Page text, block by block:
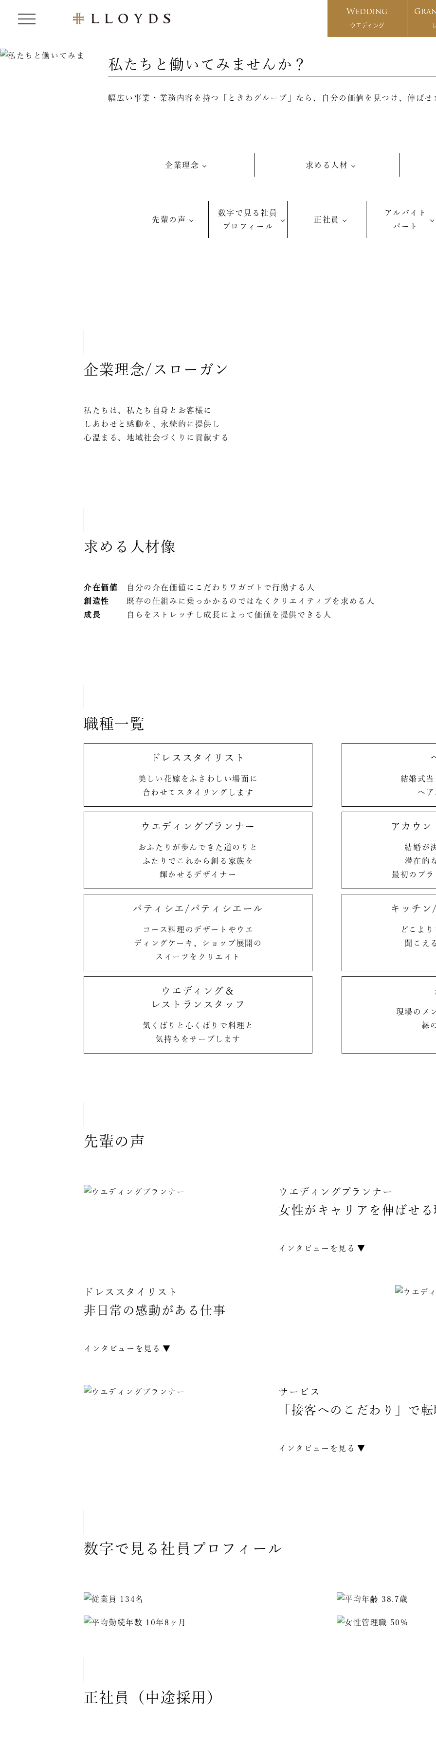
Wedding
ウエディング
私たちと働いてみませんか？
幅広い事業・業務内容を持つ「ときわグループ」なら、自分の価値を見つけ、伸ばせ
企業理念 求める人材
先輩の声
数字で見る社員
プロフィール
正社員
アルバイト
パート
企業理念/スローガン
私たちは、私たち自身とお客様に
しあわせと感動を、永続的に提供し
心温まる、地域社会づくりに貢献する
求める人材像
介在価値 自分の介在価値にこだわりワガゴトで行動する人
創造性
既存の仕組みに乗っかかるのではなくクリエイティブを求める人
成長 自らをストレッチし成長によって価値を提供できる人
職種一覧
ドレススタイリスト
美しい花嫁を ふさわしい場面に
合わせて スタイリングします
結婚式
ヘ
ウエディング プランナー
おふたりが歩んできた 道のりと
ふたりでこれから創る 家族を
輝かせるデザイナー
アカウン
結婚が
潜在的
最初のプ
パティシエ/ パティシエール
コース料理のデザートや ウエ
ディングケーキ、
ショップ展開の
スイーツをクリエイト
キッチ
どこより
聞こえ
ウエディング＆
レストランスタッフ
気くばりと心くばりで 料理と
気持ちを サーブします
現場のメ
縁
先輩の声
ウエディングプランナー
女性がキャリアを伸ばせ
インタビューを見る
ドレススタイリスト
非日常の感動がある仕事
インタビューを見る
サービス
「接客へのこだわり」で
インタビューを見る
数字で見る社員プロフィール
正社員（中途採用）